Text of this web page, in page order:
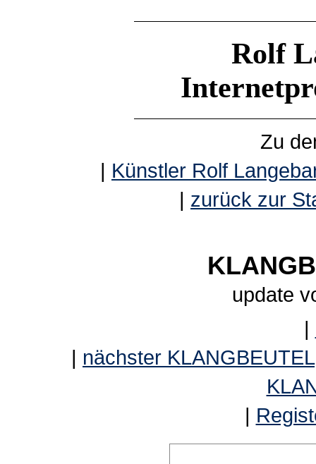
Rolf
Zu
| Künstler Rolf
| zurück zur
update
|
| nächster KLANGBEUTEL
|